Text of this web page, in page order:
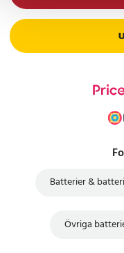
Batterier &
Övriga